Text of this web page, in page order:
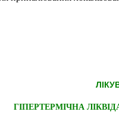
ГІПЕРТЕРМІЧНА